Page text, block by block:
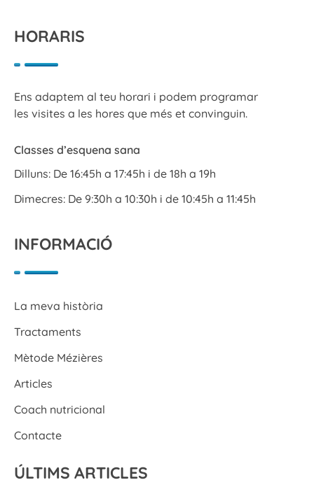
HORARIS
Ens adaptem al teu horari i podem programar
les visites a les hores que més et convinguin.
Classes d’esquena sana
Dilluns: De 16:45h a 17:45h i de 18h a 19h
Dimecres: De 9:30h a 10:30h i de 10:45h a 11:45h
INFORMACIÓ
La meva història
Tractaments
Mètode Mézières
Articles
Coach nutricional
Contacte
ÚLTIMS ARTICLES